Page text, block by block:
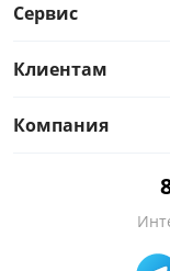
Сервис
Клиентам
Компания